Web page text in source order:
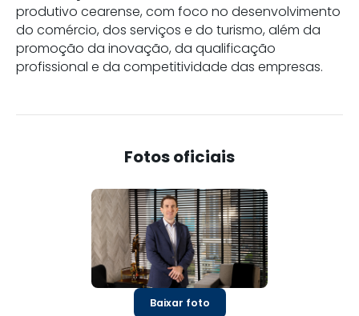
produtivo cearense, com foco no desenvolvimento
do comércio, dos serviços e do turismo, além da
promoção da inovação, da qualificação
profissional e da competitividade das empresas.
Fotos oficiais
Baixar foto